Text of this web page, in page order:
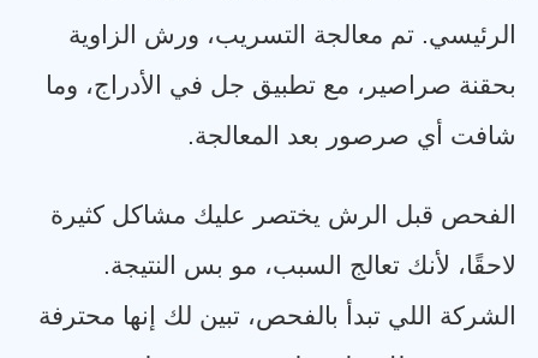
الرئيسي. تم معالجة التسريب، ورش الزاوية
بحقنة صراصير، مع تطبيق جل في الأدراج، وما
شافت أي صرصور بعد المعالجة.
الفحص قبل الرش يختصر عليك مشاكل كثيرة
لاحقًا، لأنك تعالج السبب، مو بس النتيجة.
الشركة اللي تبدأ بالفحص، تبين لك إنها محترفة